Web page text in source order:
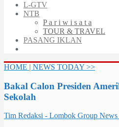
L-GTV
NTB
P a r i w i s a t a
TOUR & TRAVEL
PASANG IKLAN
HOME | NEWS TODAY >>
Bakal Calon Presiden
Sekolah
Tim Redaksi - Lombok Group News